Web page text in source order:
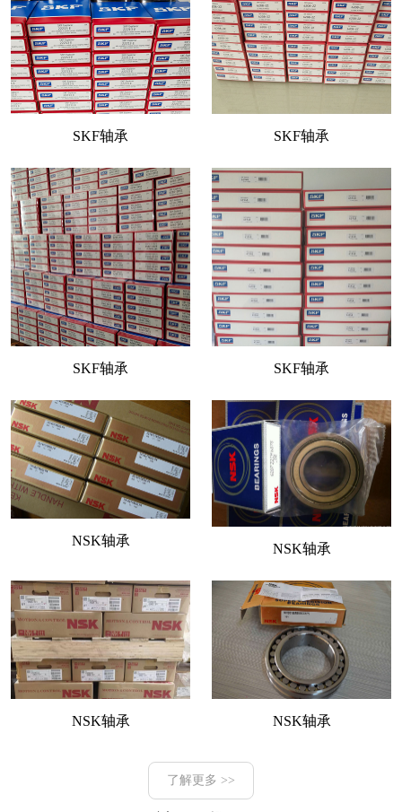
SKF轴承 SKF轴承
SKF轴承 SKF轴承
NSK轴承
NSK轴承
NSK轴承 NSK轴承
了解更多 >>